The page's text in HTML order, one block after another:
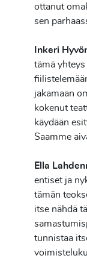
ottanut
sen
Inkeri
tämä
jakamaan
kokenut
käydään
Saamme
Ella
entiset ja
tämän
itse nähdä
tunnistaa